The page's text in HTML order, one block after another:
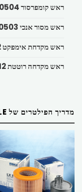
ראש קומפרסור 430504
ראש מסור אנכי 430503
ראש מקדחת אימפקט 430502
ראש מקדחה רוטטת 430512
מדריך הפילטרים של MAHLE